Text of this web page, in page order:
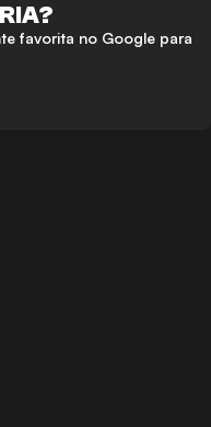
favorita no Google para